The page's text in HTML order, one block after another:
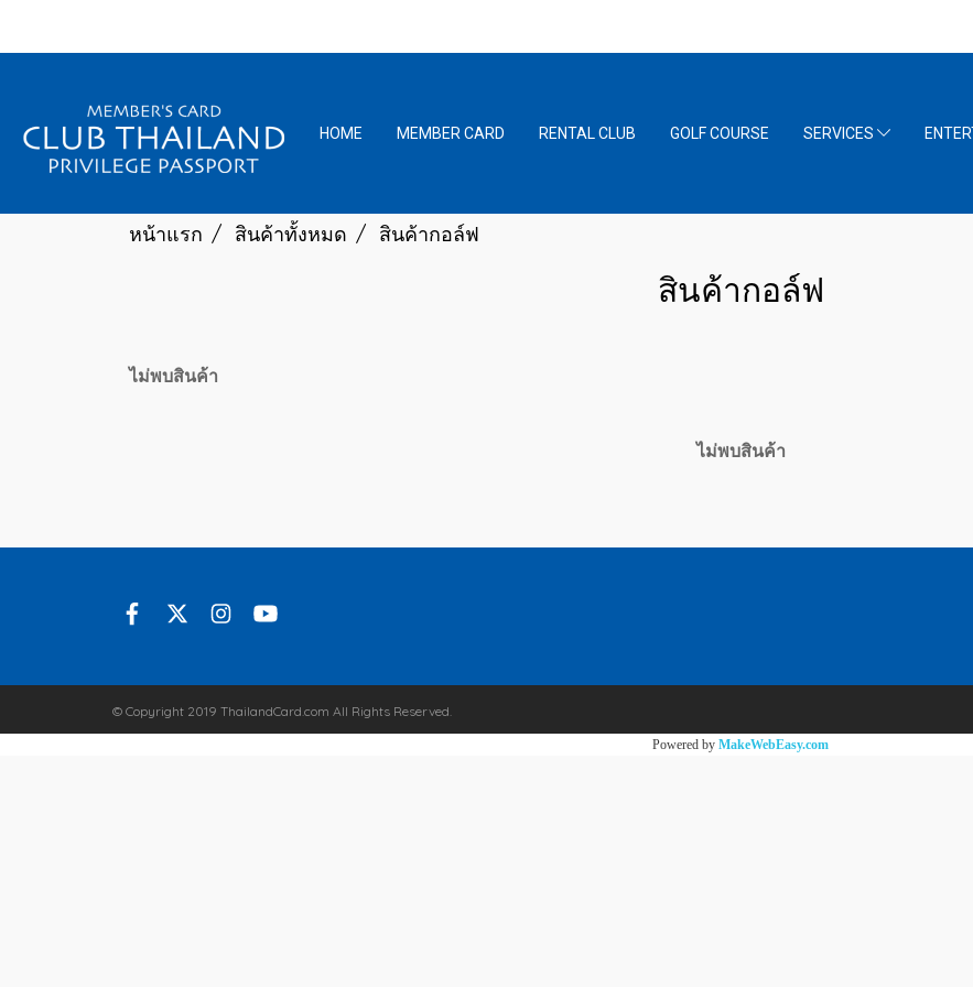
HOME MEMBER CARD RENTAL CLUB GOLF COURSE SERVICES
หน้าแรก สินค้าทั้งหมด สินค้ากอล์ฟ
สินค้ากอล์ฟ
ไม่พบสินค้า
ไม่พบสินค้า
© Copyright 2019 ThailandCard.com All Rights Reserved.
Powered by MakeWebEasy.com